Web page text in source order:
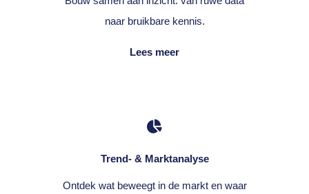
naar bruikbare kennis.
Lees meer
Trend- & Marktanalyse
Ontdek wat beweegt in de markt en waar